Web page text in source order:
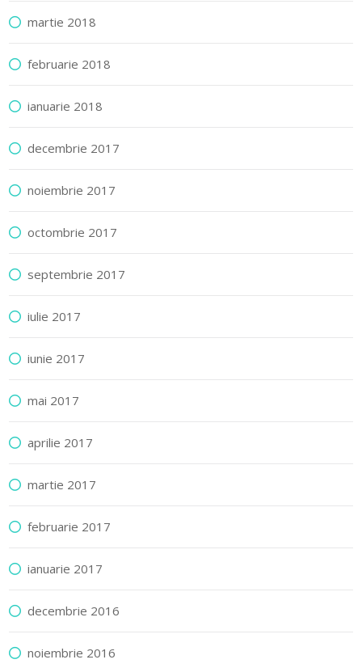
martie 2018
februarie 2018
ianuarie 2018
decembrie 2017
noiembrie 2017
octombrie 2017
septembrie 2017
iulie 2017
iunie 2017
mai 2017
aprilie 2017
martie 2017
februarie 2017
ianuarie 2017
decembrie 2016
noiembrie 2016